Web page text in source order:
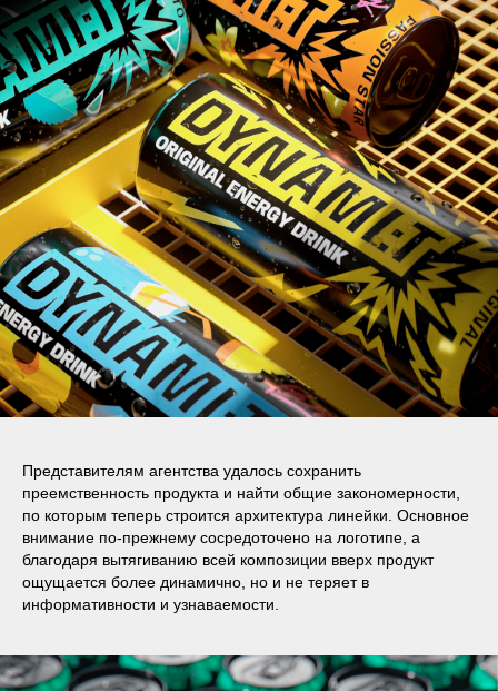
Представителям агентства удалось сохранить
преемственность продукта и найти общие закономерности,
по которым теперь строится архитектура линейки. Основное
внимание по-прежнему сосредоточено на логотипе, а
благодаря вытягиванию всей композиции вверх продукт
ощущается более динамично, но и не теряет в
информативности и узнаваемости.